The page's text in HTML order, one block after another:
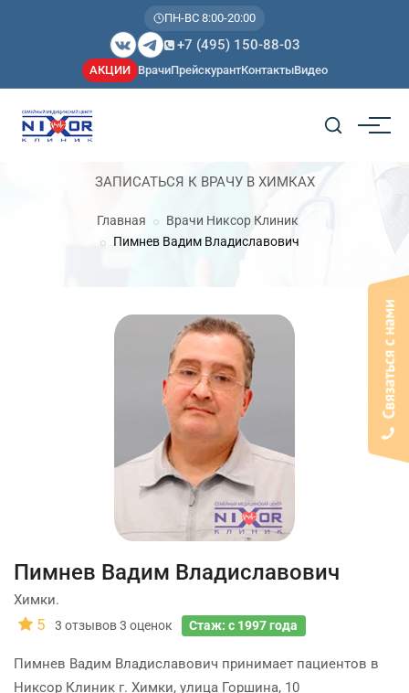
ПН-ВС 8:00-20:00
+7 (495) 150-88-03
АКЦИИ ВрачиПрейскурантКонтактыВидео
ЗАПИСАТЬСЯ К ВРАЧУ В ХИМКАХ
Главная
Врачи Никсор Клиник
Пимнев Вадим Владиславович
Пимнев Вадим Владиславович
Химки.
5 3 отзывов3 оценок Стаж: с 1997 года
Пимнев Вадим Владиславович принимает пациентов в
Никсор Клиник г. Химки, улица Горшина, 10